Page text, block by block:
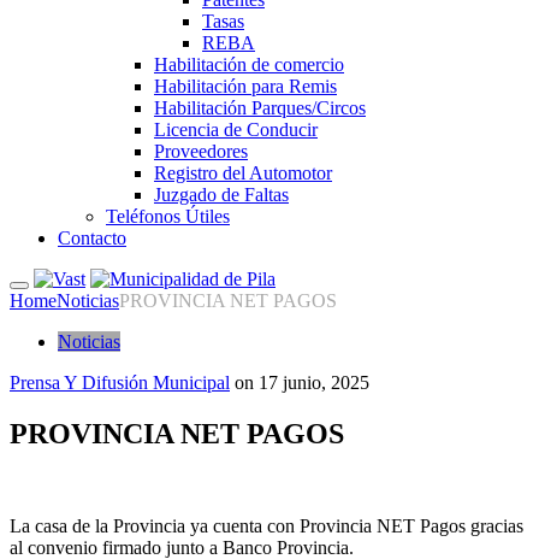
Tasas
REBA
Habilitación de comercio
Habilitación para Remis
Habilitación Parques/Circos
Licencia de Conducir
Proveedores
Registro del Automotor
Juzgado de Faltas
Teléfonos Útiles
Contacto
HomeNoticiasPROVINCIA NET PAGOS
Noticias
Prensa Y Difusión Municipal on 17 junio, 2025
PROVINCIA NET PAGOS
La casa de la Provincia ya cuenta con Provincia NET Pagos gracias
al convenio firmado junto a Banco Provincia.